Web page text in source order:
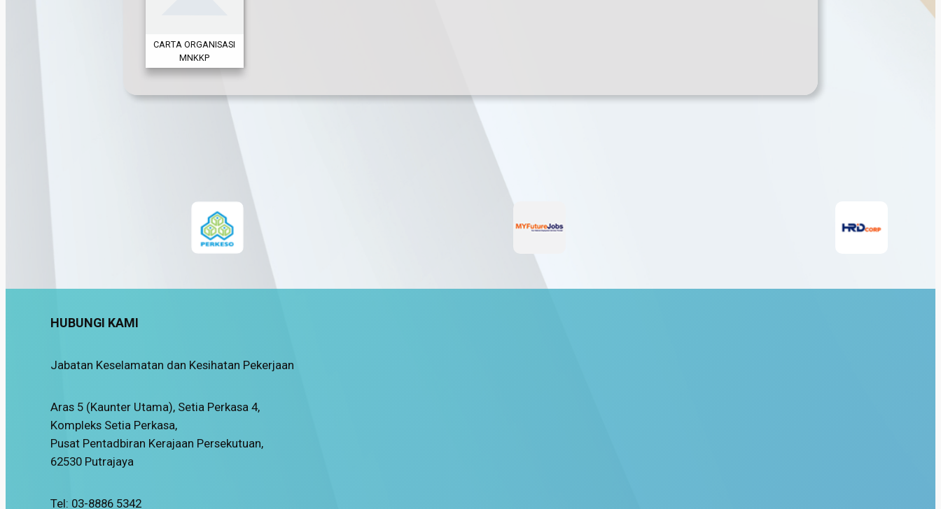
CARTA ORGANISASI
MNKKP
HUBUNGI KAMI
Jabatan Keselamatan dan Kesihatan Pekerjaan
Aras 5 (Kaunter Utama), Setia Perkasa 4,
Kompleks Setia Perkasa,
Pusat Pentadbiran Kerajaan Persekutuan,
62530 Putrajaya
Tel: 03-8886 5342